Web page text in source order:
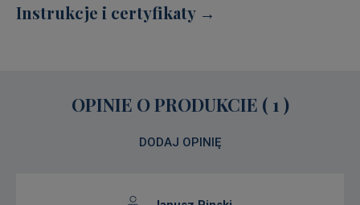
Instrukcje i certyfikaty →
OPINIE O PRODUKCIE ( 1 )
DODAJ OPINIĘ